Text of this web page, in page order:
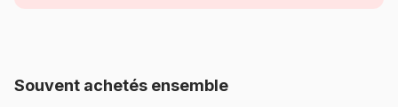
Souvent achetés ensemble